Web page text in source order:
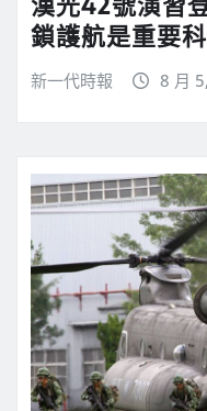
鎖護航是重要
新一代時報 8 月